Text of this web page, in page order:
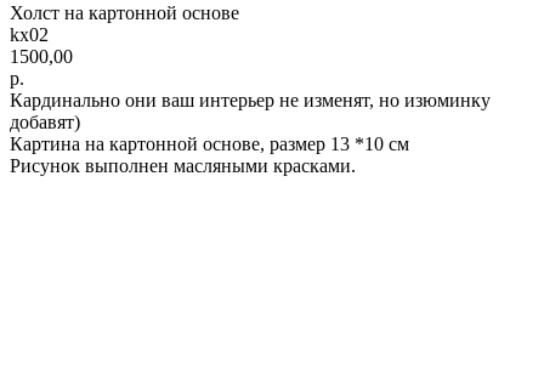
Холст на картонной основе
kx02
1500,00
р.
Кардинально они ваш интерьер не изменят, но изюминку
добавят)
Картина на картонной основе, размер 13 *10 см
Рисунок выполнен масляными красками.